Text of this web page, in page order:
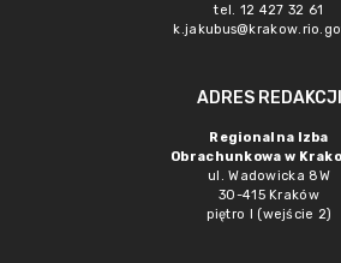
tel. 12 427 32 61
ADRES REDAKCJI
Regionalna Izba
Obrachunkowa w
ul. Wadowicka 8W
30-415 Kraków
piętro I (wejście 2)